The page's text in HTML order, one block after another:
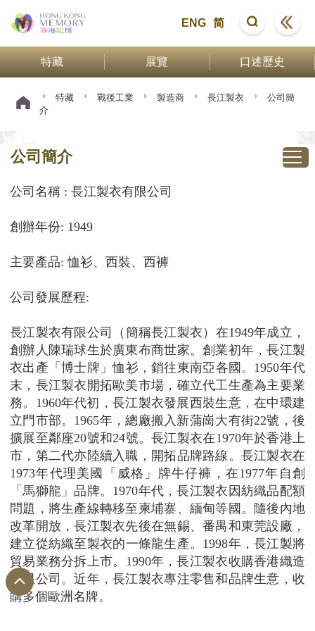
ENG 简
特藏 展覽 口述歷史
特藏 戰後工業 製造商 長江製衣
公司簡
介
公司簡介
公司名稱 : 長江製衣有限公司
創辦年份: 1949
主要產品: 恤衫、西裝、西褲
公司發展歷程:
長江製衣有限公司（簡稱長江製衣）在1949年成立，
創辦人陳瑞球生於廣東布商世家。創業初年，長江製
衣出產「博士牌」恤衫，銷往東南亞各國。1950年代
末，長江製衣開拓歐美市場，確立代工生產為主要業
務。1960年代初，長江製衣發展西裝生意，在中環建
立門市部。1965年，總廠搬入新蒲崗大有街22號，後
擴展至鄰座20號和24號。長江製衣在1970年於香港上
市，第二代亦陸續入職，開拓品牌路線。長江製衣在
1973年代理美國「威格」牌牛仔褲，在1977年自創
「馬獅龍」品牌。1970年代，長江製衣因紡織品配額
問題，將生產線轉移至柬埔寨、緬甸等國。隨後內地
改革開放，長江製衣先後在無錫、番禺和東莞設廠，
建立從紡織至製衣的一條龍生產。1998年，長江製將
貿易業務分拆上市。1990年，長江製衣收購香港織造
有限公司。近年，長江製衣專注零售和品牌生意，收
購多個歐洲名牌。